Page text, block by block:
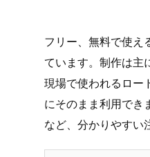
フリー、無料で使え
ています。制作は主
現場で使われるロー
にそのまま利用でき
など、分かりやすい